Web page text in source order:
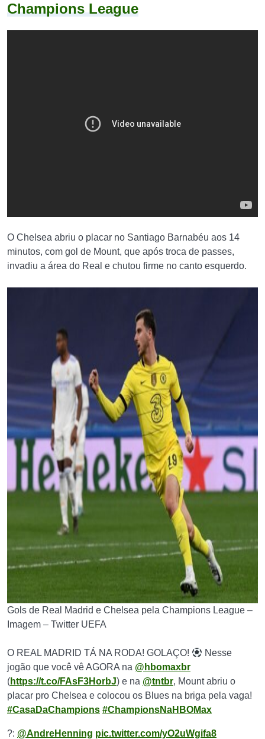
Champions League
O Chelsea abriu o placar no Santiago Barnabéu aos 14
minutos, com gol de Mount, que após troca de passes,
invadiu a área do Real e chutou firme no canto esquerdo.
Gols de Real Madrid e Chelsea pela Champions League –
Imagem – Twitter UEFA
O REAL MADRID TÁ NA RODA! GOLAÇO!
Nesse
jogão que você vê AGORA na @hbomaxbr
(https://t.co/FAsF3HorbJ) e na @tntbr, Mount abriu o
placar pro Chelsea e colocou os Blues na briga pela vaga!
#CasaDaChampions #ChampionsNaHBOMax
?️: @AndreHenning pic.twitter.com/yO2uWgifa8